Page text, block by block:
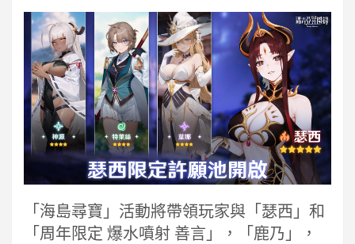
「海島尋寶」活動將帶領玩家與「瑟西」和
「周年限定 爆水噴射 善言」，「鹿乃」，